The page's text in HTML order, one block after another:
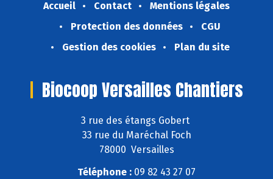
Accueil Contact
Mentions légales
Protection des données
CGU
Gestion des cookies
Plan du site
Biocoop Versailles Chantiers
3 rue des étangs Gobert
33 rue du Maréchal Foch
78000 Versailles
Téléphone : 09 82 43 27 07